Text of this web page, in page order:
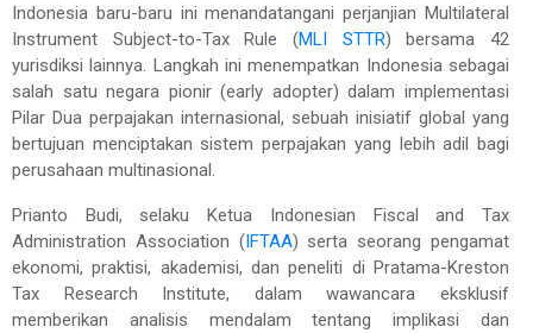
Indonesia baru-baru ini menandatangani perjanjian Multilateral
Instrument Subject-to-Tax Rule (MLI STTR) bersama 42
yurisdiksi lainnya. Langkah ini menempatkan Indonesia sebagai
salah satu negara pionir (early adopter) dalam implementasi
Pilar Dua perpajakan internasional, sebuah inisiatif global yang
bertujuan menciptakan sistem perpajakan yang lebih adil bagi
perusahaan multinasional.
Prianto Budi, selaku Ketua Indonesian Fiscal and Tax
Administration Association (IFTAA) serta seorang pengamat
ekonomi, praktisi, akademisi, dan peneliti di Pratama-Kreston
Tax Research Institute, dalam wawancara eksklusif
memberikan analisis mendalam tentang implikasi dan